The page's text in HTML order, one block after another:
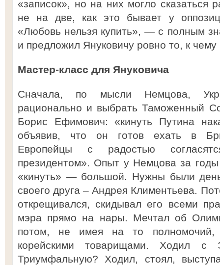
«записок», но на них могло сказаться
не на две, как это бывает у
«Любовь нельзя купить», — с полным
и предложил Януковичу ровно то, к
Мастер-класс для Януковича
Сначала, по мысли Немцова,
рационально и выбрать Таможенный
Борис Ефимович: «кинуть Путина
объявив, что он готов ехать в
Европейцы с радостью
президентом». Опыт у Немцова за годы
«кинуть» — большой. Нужны были
своего друга – Андрея Климентьева.
открещивался, скидывал его всеми
мэра прямо на нары. Мечтал об
потом, не имея на то полномочий,
корейскими товарищами. Ходил с
Триумфальную? Ходил, стоял,